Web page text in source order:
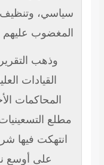
وتنظيف
عليهم من قبل
وذهب التقرير، إلى
القيادات العليا
المحاكمات الأخرى،
التسعينيات من
انتهكت فيها شروط
على أوسع نطاق،